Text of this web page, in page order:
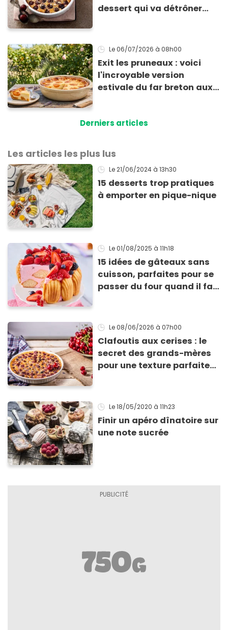
dessert qui va détrôner
Le 06/07/2026 à 08h00
Exit les pruneaux : voici
l'incroyable version
estivale du far breton aux
Derniers articles
Les articles les plus lus
Le 21/06/2024 à 13h30
15 desserts trop pratiques
à emporter en pique-nique
Le 01/08/2025 à 11h18
15 idées de gâteaux sans
cuisson, parfaites pour se
passer du four quand il fait
Le 08/06/2026 à 07h00
Clafoutis aux cerises : le
secret des grands-mères
pour une texture parfaite
Le 18/05/2020 à 11h23
Finir un apéro dînatoire sur
une note sucrée